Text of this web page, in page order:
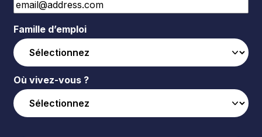
Famille d’emploi
Où vivez-vous ?